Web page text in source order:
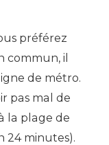
préférez
commun, il
de métro.
pas mal de
la plage de
24 minutes).